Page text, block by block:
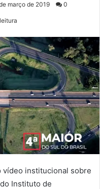
março de 2019 0
vídeo institucional sobre
Instituto de